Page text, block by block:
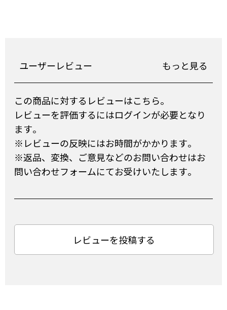
ユーザーレビュー もっと見る
この商品に対するレビューはこちら。
レビューを評価するにはログインが必要となり
ます。
※レビューの反映にはお時間がかかります。
※返品、変換、ご意見などのお問い合わせはお
問い合わせフォームにてお受けいたします。
レビューを投稿する